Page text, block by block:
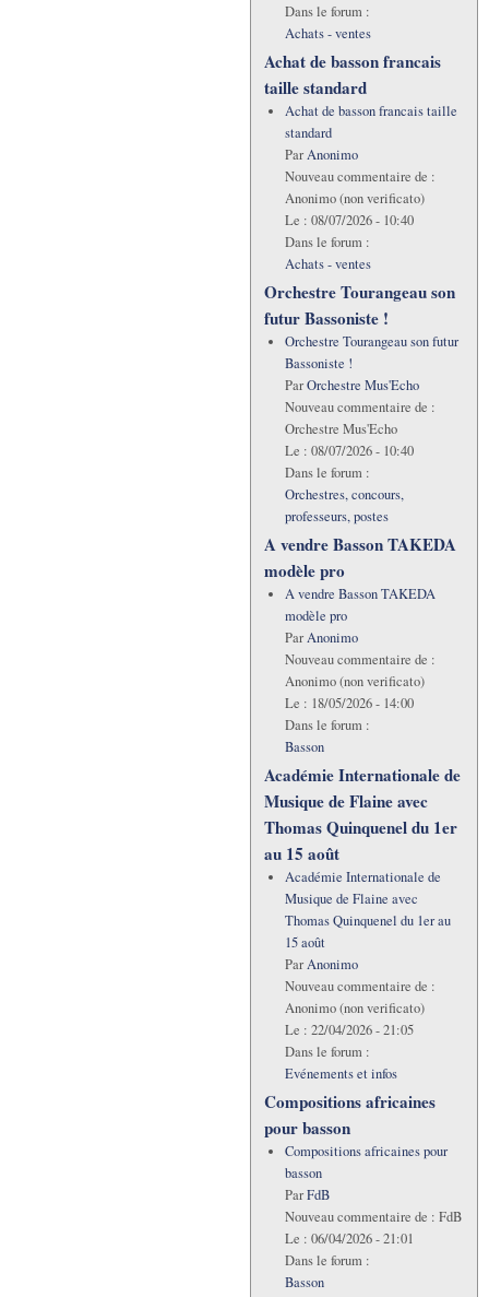
Dans le forum :
Achats - ventes
Achat de basson francais
taille standard
Achat de basson francais taille
standard
ParAnonimo
Nouveau commentaire de :
Anonimo (non verificato)
Le : 08/07/2026 - 10:40
Dans le forum :
Achats - ventes
Orchestre Tourangeau son
futur Bassoniste !
Orchestre Tourangeau son futur
Bassoniste !
ParOrchestre Mus'Echo
Nouveau commentaire de :
Orchestre Mus'Echo
Le : 08/07/2026 - 10:40
Dans le forum :
Orchestres, concours,
professeurs, postes
A vendre Basson TAKEDA
modèle pro
A vendre Basson TAKEDA
modèle pro
ParAnonimo
Nouveau commentaire de :
Anonimo (non verificato)
Le : 18/05/2026 - 14:00
Dans le forum :
Basson
Académie Internationale de
Musique de Flaine avec
Thomas Quinquenel du 1er
au 15 août
Académie Internationale de
Musique de Flaine avec
Thomas Quinquenel du 1er au
15 août
ParAnonimo
Nouveau commentaire de :
Anonimo (non verificato)
Le : 22/04/2026 - 21:05
Dans le forum :
Evénements et infos
Compositions africaines
pour basson
Compositions africaines pour
basson
ParFdB
Nouveau commentaire de : FdB
Le : 06/04/2026 - 21:01
Dans le forum :
Basson